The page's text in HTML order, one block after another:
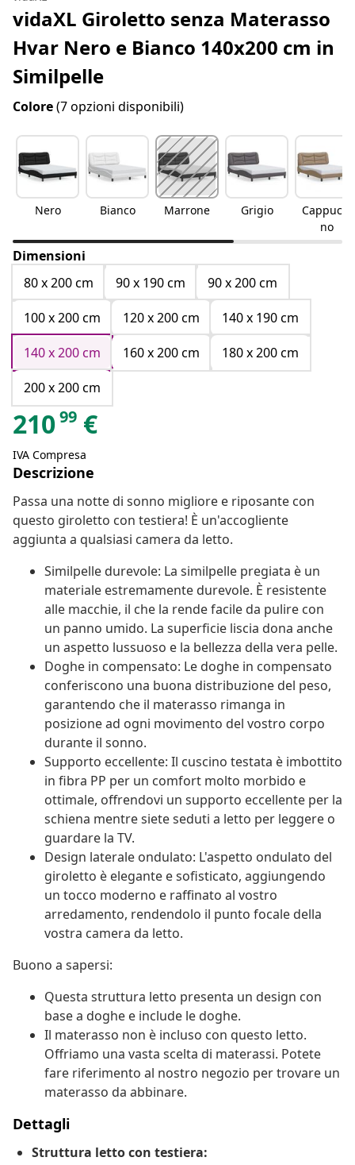
vidaXL Giroletto senza Materasso
Hvar Nero e Bianco 140x200 cm in
Similpelle
Colore(7 opzioni disponibili)
Nero Bianco Marrone Grigio
Cappucci
no
Dimensioni
80 x 200 cm
90 x 190 cm
90 x 200 cm
100 x 200 cm
120 x 200 cm
140 x 190 cm
140 x 200 cm
160 x 200 cm
180 x 200 cm
200 x 200 cm
21099 €
IVA Compresa
Descrizione
Passa una notte di sonno migliore e riposante con
questo giroletto con testiera! È un'accogliente
aggiunta a qualsiasi camera da letto.
Similpelle durevole: La similpelle pregiata è un
materiale estremamente durevole. È resistente
alle macchie, il che la rende facile da pulire con
un panno umido. La superficie liscia dona anche
un aspetto lussuoso e la bellezza della vera pelle.
Doghe in compensato: Le doghe in compensato
conferiscono una buona distribuzione del peso,
garantendo che il materasso rimanga in
posizione ad ogni movimento del vostro corpo
durante il sonno.
Supporto eccellente: Il cuscino testata è imbottito
in fibra PP per un comfort molto morbido e
ottimale, offrendovi un supporto eccellente per la
schiena mentre siete seduti a letto per leggere o
guardare la TV.
Design laterale ondulato: L'aspetto ondulato del
giroletto è elegante e sofisticato, aggiungendo
un tocco moderno e raffinato al vostro
arredamento, rendendolo il punto focale della
vostra camera da letto.
Buono a sapersi:
Questa struttura letto presenta un design con
base a doghe e include le doghe.
Il materasso non è incluso con questo letto.
Offriamo una vasta scelta di materassi. Potete
fare riferimento al nostro negozio per trovare un
materasso da abbinare.
Dettagli
Struttura letto con testiera: